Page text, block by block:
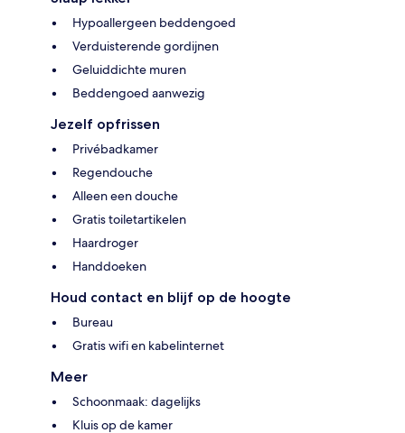
Hypoallergeen beddengoed
Verduisterende gordijnen
Geluiddichte muren
Beddengoed aanwezig
Jezelf opfrissen
Privébadkamer
Regendouche
Alleen een douche
Gratis toiletartikelen
Haardroger
Handdoeken
Houd contact en blijf op de hoogte
Bureau
Gratis wifi en kabelinternet
Meer
Schoonmaak: dagelijks
Kluis op de kamer